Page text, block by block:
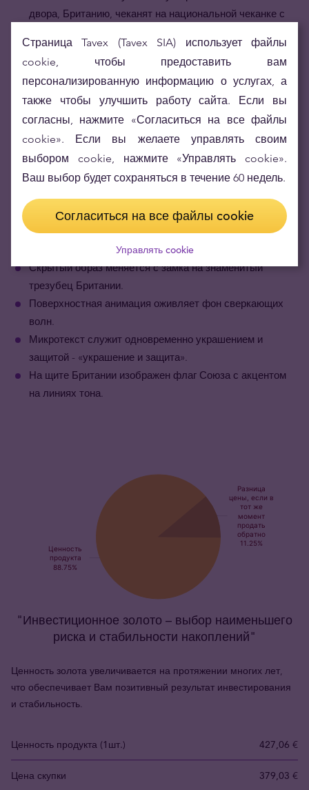
двора, Британию, чеканят на национальной чеканке с
Золотая монета Британия отчеканена по высшему
стандарту.
Монета выполнена в соответствии со
стандартом Bullion Uncirculated.
Золотая монета Британия переосмысляет
стандарты безопасности на рынке драгоценных
металлов.Четыре различные функции визуальной
безопасности выводят безопасность монет на новый
уровень.
Ключевые характеристики
Четыре новаторские функции выводят визуальную
безопасность на новый уровень.
Скрытый образ меняется с замка на знаменитый
трезубец Британии.
Поверхностная анимация оживляет фон сверкающих
волн.
Микротекст служит одновременно украшением и
защитой - «украшение и защита».
На щите Британии изображен флаг Союза с акцентом
на линиях тона.
"Инвестиционное золото – выбор наименьшего
риска и стабильности накоплений"
Ценность золота увеличивается на протяжении многих лет,
что обеспечивает Вам позитивный результат инвестирования
и стабильность.
Ценность продукта (1шт.) 427,06 €
Цена скупки 379,03 €
Страница Tavex (Tavex SIA) использует файлы
cookie, чтобы предоставить вам
персонализированную информацию о услугах, а
также чтобы улучшить работу сайта. Если вы
согласны, нажмите «Согласиться на все файлы
cookie». Если вы желаете управлять своим
выбором cookie, нажмите «Управлять cookie».
Ваш выбор будет сохраняться в течение 60 недель.
Согласиться на все файлы cookie
Управлять cookie